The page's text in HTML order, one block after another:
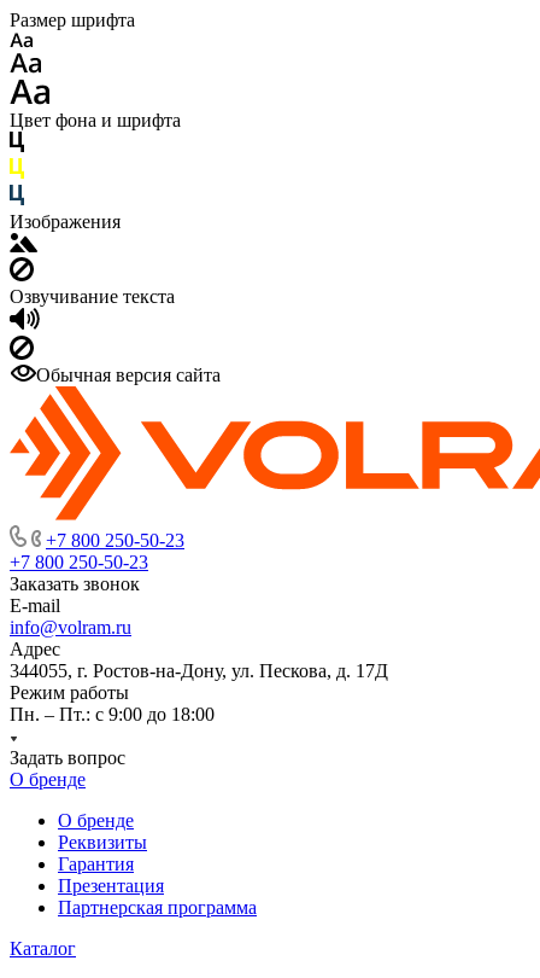
Размер шрифта
Цвет фона и шрифта
Изображения
Озвучивание текста
Обычная версия сайта
+7 800 250-50-23
+7 800 250-50-23
Заказать звонок
E-mail
info@volram.ru
Адрес
344055, г. Ростов-на-Дону, ул. Пескова, д. 17Д
Режим работы
Пн. – Пт.: с 9:00 до 18:00
Задать вопрос
О бренде
О бренде
Реквизиты
Гарантия
Презентация
Партнерская программа
Каталог